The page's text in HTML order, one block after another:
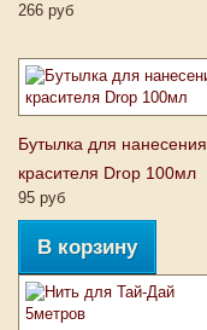
266 руб
Бутылка для нанесения
красителя Drop 100мл
95 руб
В корзину